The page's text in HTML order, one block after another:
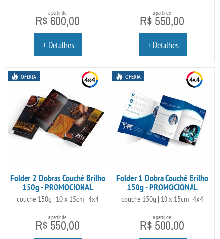
a partir de
R$ 600,00
+ Detalhes
a partir de
R$ 550,00
+ Detalhes
OFERTA
Folder 2 Dobras Couchê Brilho
150g - PROMOCIONAL
couche 150g | 10 x 15cm | 4x4
a partir de
R$ 550,00
OFERTA
Folder 1 Dobra Couchê Brilho
150g - PROMOCIONAL
couche 150g | 10 x 15cm | 4x4
a partir de
R$ 500,00